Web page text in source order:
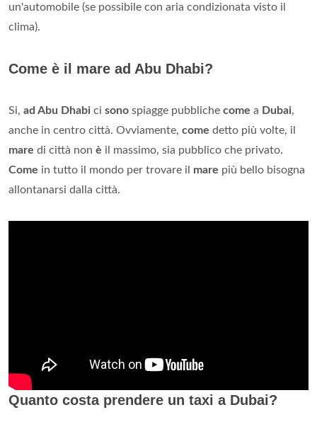
un'automobile (se possibile con aria condizionata visto il
clima).
Come è il mare ad Abu Dhabi?
Si, ad Abu Dhabi ci sono spiagge pubbliche come a Dubai,
anche in centro città. Ovviamente, come detto più volte, il
mare di città non è il massimo, sia pubblico che privato.
Come in tutto il mondo per trovare il mare più bello bisogna
allontanarsi dalla città.
Quanto costa prendere un taxi a Dubai?